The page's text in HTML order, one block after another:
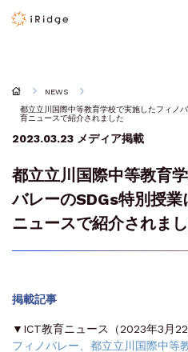
NEWS
都立立川国際中等教育学校で実施したフィノ
育ニュースで紹介されました
2023.03.23 メディア掲載
都立立川国際中等教育
バレーのSDGs特別授
ニュースで紹介されま
掲載記事
▼ICT教育ニュース（2023年3月22
フィノバレー、都立立川国際中等